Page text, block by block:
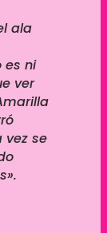
ala
es ni
ver
se